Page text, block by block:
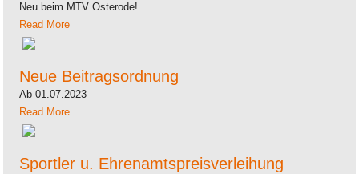
Neu beim MTV Osterode!
Read More
Neue Beitragsordnung
Ab 01.07.2023
Read More
Sportler u. Ehrenamtspreisverleihung